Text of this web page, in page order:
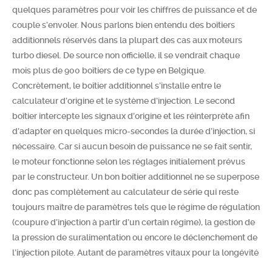
quelques paramètres pour voir les chiffres de puissance et de
couple s’envoler. Nous parlons bien entendu des boîtiers
additionnels réservés dans la plupart des cas aux moteurs
turbo diesel. De source non officielle, il se vendrait chaque
mois plus de 900 boîtiers de ce type en Belgique.
Concrètement, le boîtier additionnel s’installe entre le
calculateur d’origine et le système d’injection. Le second
boîtier intercepte les signaux d’origine et les réinterprète afin
d’adapter en quelques micro-secondes la durée d’injection, si
nécessaire. Car si aucun besoin de puissance ne se fait sentir,
le moteur fonctionne selon les réglages initialement prévus
par le constructeur. Un bon boîtier additionnel ne se superpose
donc pas complètement au calculateur de série qui reste
toujours maître de paramètres tels que le régime de régulation
(coupure d’injection à partir d’un certain régime), la gestion de
la pression de suralimentation ou encore le déclenchement de
l’injection pilote. Autant de paramètres vitaux pour la longévité